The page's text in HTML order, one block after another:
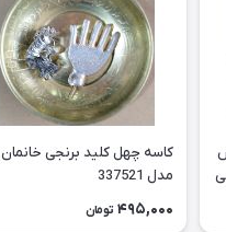
کاسه چهل کلید برنجی خانمان
مدل 337521
495,000 تومان